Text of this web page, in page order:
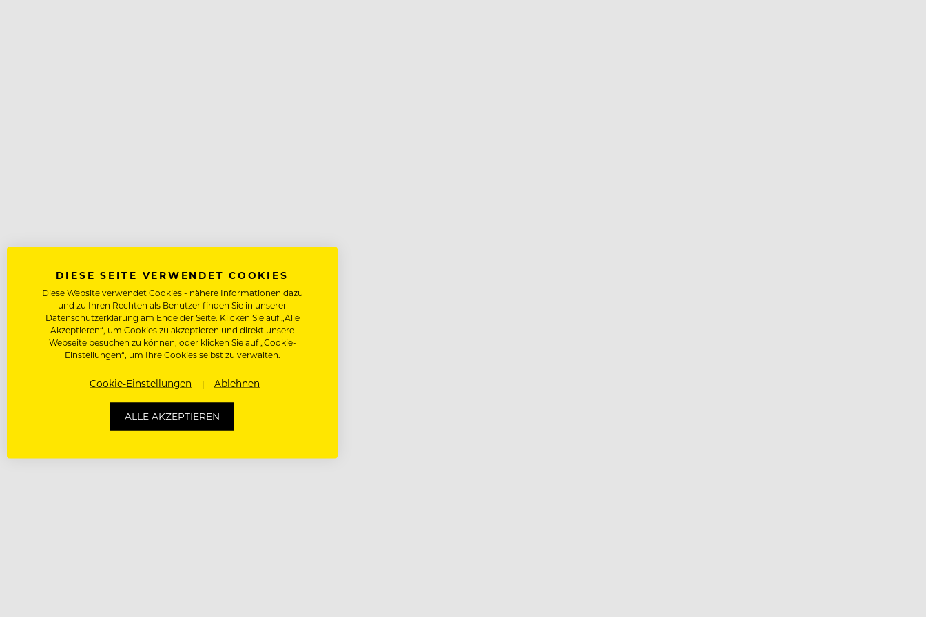
DIESE SEITE VERWENDET COOKIES
Diese Website verwendet Cookies - nähere Informationen dazu
und zu Ihren Rechten als Benutzer finden Sie in unserer
Datenschutzerklärung am Ende der Seite. Klicken Sie auf „Alle
Akzeptieren“, um Cookies zu akzeptieren und direkt unsere
Webseite besuchen zu können, oder klicken Sie auf „Cookie-
Einstellungen“, um Ihre Cookies selbst zu verwalten.
Cookie-Einstellungen Ablehnen
ALLE AKZEPTIEREN